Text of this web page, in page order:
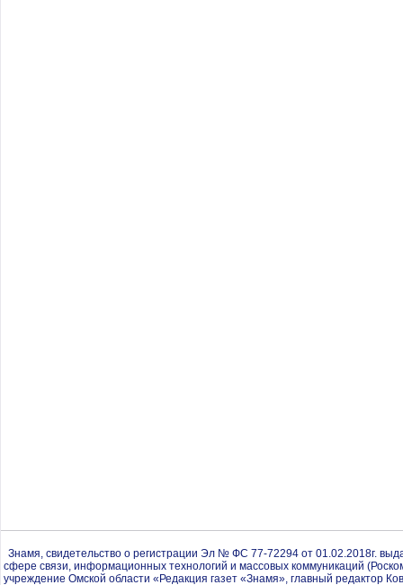
Знамя, свидетельство о регистрации Эл № ФС 77-72294 от 01.02.2018г.
сфере связи, информационных технологий и массовых коммуникаций
учреждение Омской области «Редакция газет «Знамя», главный редактор